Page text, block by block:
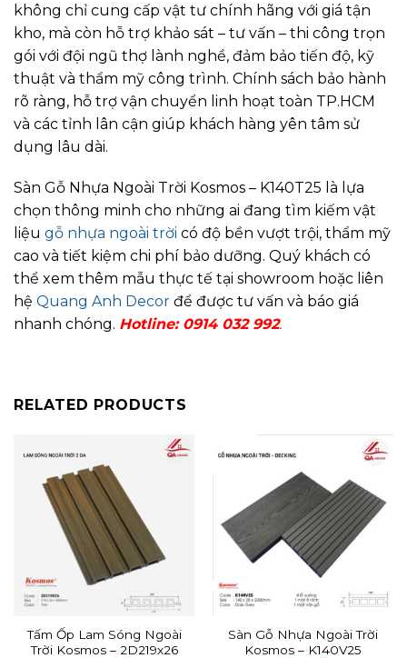
không chỉ cung cấp vật tư chính hãng với giá tận
kho, mà còn hỗ trợ khảo sát – tư vấn – thi công trọn
gói với đội ngũ thợ lành nghề, đảm bảo tiến độ, kỹ
thuật và thẩm mỹ công trình. Chính sách bảo hành
rõ ràng, hỗ trợ vận chuyển linh hoạt toàn TP.HCM
và các tỉnh lân cận giúp khách hàng yên tâm sử
dụng lâu dài.
Sàn Gỗ Nhựa Ngoài Trời Kosmos – K140T25 là lựa
chọn thông minh cho những ai đang tìm kiếm vật
liệu gỗ nhựa ngoài trời có độ bền vượt trội, thẩm mỹ
cao và tiết kiệm chi phí bảo dưỡng. Quý khách có
thể xem thêm mẫu thực tế tại showroom hoặc liên
hệ Quang Anh Decor để được tư vấn và báo giá
nhanh chóng. Hotline: 0914 032 992.
RELATED PRODUCTS
Tấm Ốp Lam Sóng Ngoài
Trời Kosmos – 2D219x26
Sàn Gỗ Nhựa Ngoài Trời
Kosmos – K140V25